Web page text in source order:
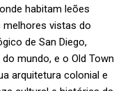
habitam leões
melhores vistas do
de San Diego,
mundo, e o Old Town
arquitetura colonial e